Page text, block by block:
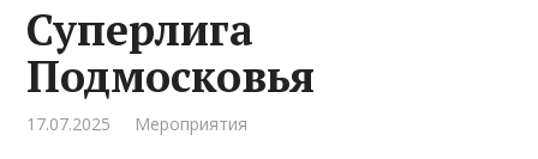
Суперлига
Подмосковья
17.07.2025 Мероприятия